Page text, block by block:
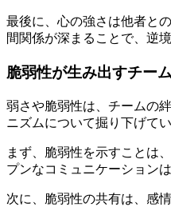
最後に、心の強さは他者と
間関係が深まることで、逆
脆弱性が生み出すチー
弱さや脆弱性は、チームの
ニズムについて掘り下げてい
まず、脆弱性を示すことは
プンなコミュニケーション
次に、脆弱性の共有は、感